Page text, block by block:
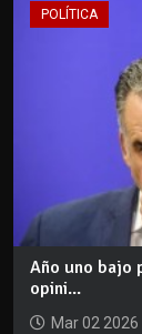
POLÍTICA
Año uno bajo
opini...
Mar 02 2026